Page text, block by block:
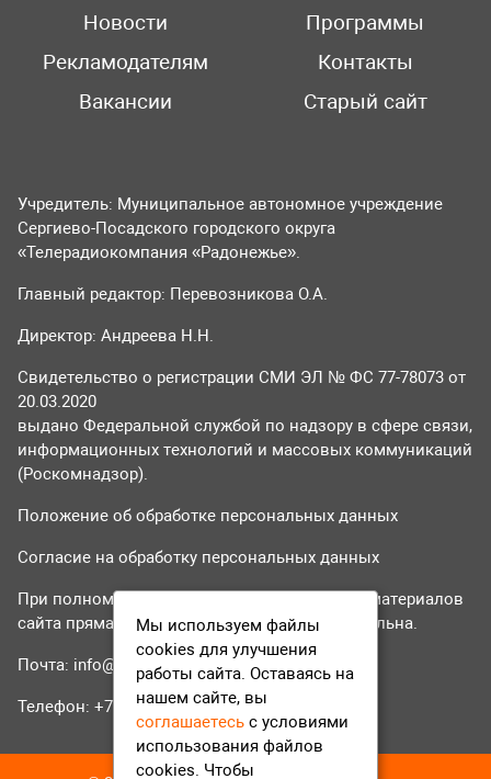
Новости
Программы
Рекламодателям
Контакты
Вакансии
Старый сайт
Учредитель: Муниципальное автономное учреждение
Сергиево-Посадского городского округа
«Телерадиокомпания «Радонежье».
Главный редактор: Перевозникова О.А.
Директор: Андреева Н.Н.
Свидетельство о регистрации СМИ ЭЛ № ФС 77-78073 от
20.03.2020
выдано Федеральной службой по надзору в сфере связи,
информационных технологий и массовых коммуникаций
(Роскомнадзор).
Положение об обработке персональных данных
Согласие на обработку персональных данных
При полном или частичном использовании материалов
сайта прямая гиперссылка на tvr24.tv обязательна.
Почта: info@tvr24.tv
Телефон: +7 (496) 551-04-95
Мы используем файлы
cookies для улучшения
работы сайта. Оставаясь на
нашем сайте, вы
соглашаетесь с условиями
использования файлов
cookies. Чтобы